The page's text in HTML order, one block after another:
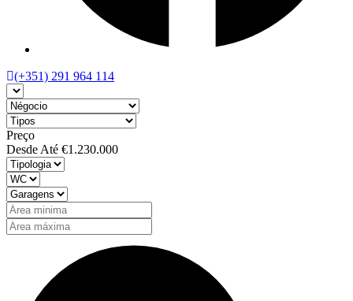
(+351) 291 964 114
Preço
Desde Até €1.230.000